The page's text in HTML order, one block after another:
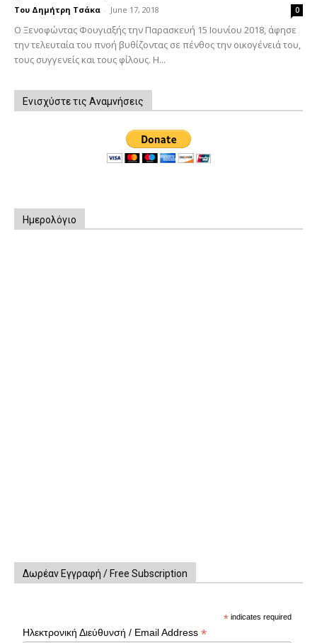
Του Δημήτρη Τσάκα - June 17, 2018 0
O Ξενοφώντας Φουγιαξής την Παρασκευή 15 Ιουνίου 2018, άφησε
την τελευταία του πνοή βυθίζοντας σε πένθος την οικογένειά του,
τους συγγενείς και τους φίλους. Η...
Ενισχύστε τις Αναμνήσεις
Ημερολόγιο
Δωρέαν Εγγραφή / Free Subscription
* indicates required
Ηλεκτρονική Διεύθυνσή / Email Address*